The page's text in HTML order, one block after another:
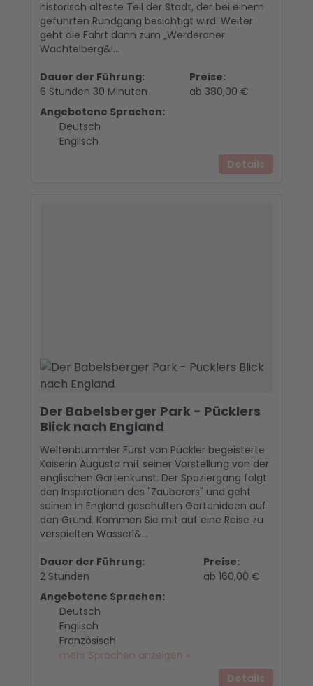
historisch älteste Teil der Stadt, der bei einem
geführten Rundgang besichtigt wird. Weiter
geht die Fahrt dann zum „Werderaner
Wachtelberg&l...
Dauer der Führung:
6 Stunden 30 Minuten
Angebotene Sprachen:
Deutsch
Englisch
Preise:
ab 380,00 €
Details
Der Babelsberger Park - Pücklers
Blick nach England
Weltenbummler Fürst von Pückler begeisterte
Kaiserin Augusta mit seiner Vorstellung von der
englischen Gartenkunst. Der Spaziergang folgt
den Inspirationen des "Zauberers" und geht
seinen in England geschulten Gartenideen auf
den Grund. Kommen Sie mit auf eine Reise zu
verspielten Wasserl&...
Dauer der Führung:
2 Stunden
Angebotene Sprachen:
Deutsch
Englisch
Französisch
mehr Sprachen anzeigen »
Preise:
ab 160,00 €
Details